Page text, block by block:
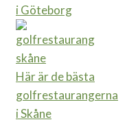
i Göteborg
Här är de bästa
golfrestaurangerna
i Skåne